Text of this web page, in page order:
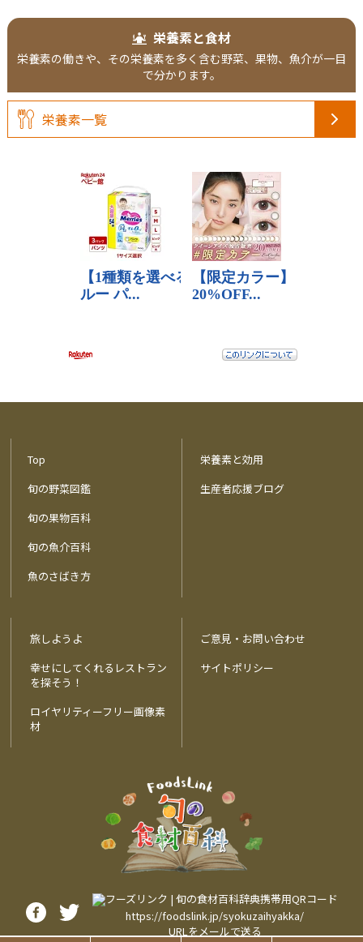
栄養素と食材
栄養素の働きや、その栄養素を多く含む野菜、果物、魚介が一目
で分かります。
栄養素一覧
Top
旬の野菜図鑑
旬の果物百科
旬の魚介百科
魚のさばき方
栄養素と効用
生産者応援ブログ
旅しようよ
幸せにしてくれるレストラン
を探そう！
ロイヤリティーフリー画像素
材
ご意見・お問い合わせ
サイトポリシー
https://foodslink.jp/syokuzaihyakka/
URLをメールで送る